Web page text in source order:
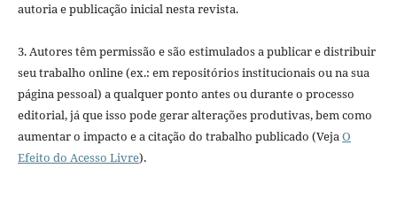
autoria e publicação inicial nesta revista.
3. Autores têm permissão e são estimulados a publicar e distribuir
seu trabalho online (ex.: em repositórios institucionais ou na sua
página pessoal) a qualquer ponto antes ou durante o processo
editorial, já que isso pode gerar alterações produtivas, bem como
aumentar o impacto e a citação do trabalho publicado (VejaO
Efeito do Acesso Livre).